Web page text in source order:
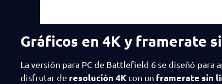
Gráficos en 4K y framerate
La versión para PC de Battlefield 6 se diseñó
disfrutar de resolución 4K con un framerate sin